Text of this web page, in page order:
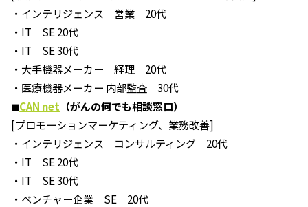
・インテリジェンス 営業 20代
・IT SE 20代
・IT SE 30代
・大手機器メーカー 経理 20代
・医療機器メーカー 内部監査 30代
◼︎CAN net （がんの何でも相談窓口）
[プロモーションマーケティング、業務改善]
・インテリジェンス コンサルティング 20代
・IT SE 20代
・IT SE 30代
・ベンチャー企業 SE 20代